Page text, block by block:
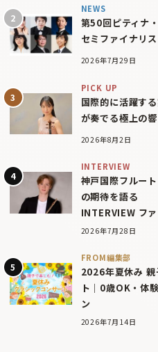
NEWS
第50回ピティナ
セミファイナリ
2026年7月29日
PICK UP
国際的に活躍す
が奏でる極上の
2026年8月2日
INTERVIEW
神戸国際フルー
の期待を語る
INTERVIEW フ
2026年7月28日
FROM編集部
2026年夏休み
ト｜0歳OK・体
ン
2026年7月14日